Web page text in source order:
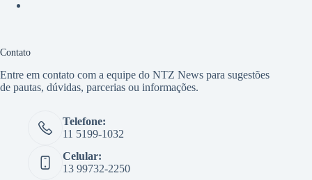
Contato
Entre em contato com a equipe do NTZ News para sugestões
de pautas, dúvidas, parcerias ou informações.
Telefone:
11 5199-1032
Celular:
13 99732-2250